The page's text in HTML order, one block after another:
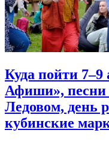
Куда пойти
Афиши», песни
Ледовом, день
кубинские